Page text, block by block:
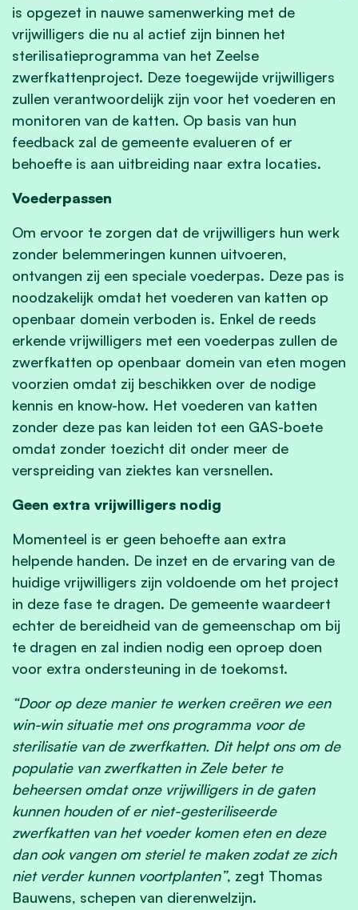
is opgezet in nauwe samenwerking met de
vrijwilligers die nu al actief zijn binnen het
sterilisatieprogramma van het Zeelse
zwerfkattenproject. Deze toegewijde vrijwilligers
zullen verantwoordelijk zijn voor het voederen en
monitoren van de katten. Op basis van hun
feedback zal de gemeente evalueren of er
behoefte is aan uitbreiding naar extra locaties.
Voederpassen
Om ervoor te zorgen dat de vrijwilligers hun werk
zonder belemmeringen kunnen uitvoeren,
ontvangen zij een speciale voederpas. Deze pas is
noodzakelijk omdat het voederen van katten op
openbaar domein verboden is. Enkel de reeds
erkende vrijwilligers met een voederpas zullen de
zwerfkatten op openbaar domein van eten mogen
voorzien omdat zij beschikken over de nodige
kennis en know-how. Het voederen van katten
zonder deze pas kan leiden tot een GAS-boete
omdat zonder toezicht dit onder meer de
verspreiding van ziektes kan versnellen.
Geen extra vrijwilligers nodig
Momenteel is er geen behoefte aan extra
helpende handen. De inzet en de ervaring van de
huidige vrijwilligers zijn voldoende om het project
in deze fase te dragen. De gemeente waardeert
echter de bereidheid van de gemeenschap om bij
te dragen en zal indien nodig een oproep doen
voor extra ondersteuning in de toekomst.
“Door op deze manier te werken creëren we een
win-win situatie met ons programma voor de
sterilisatie van de zwerfkatten. Dit helpt ons om de
populatie van zwerfkatten in Zele beter te
beheersen omdat onze vrijwilligers in de gaten
kunnen houden of er niet-gesteriliseerde
zwerfkatten van het voeder komen eten en deze
dan ook vangen om steriel te maken zodat ze zich
niet verder kunnen voortplanten”, zegt Thomas
Bauwens, schepen van dierenwelzijn.